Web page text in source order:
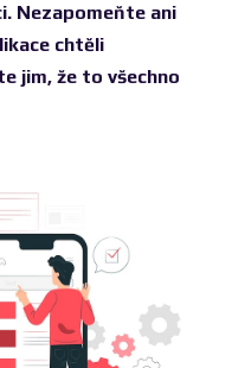
Nezapomeňte ani
chtěli
jim, že to všechno